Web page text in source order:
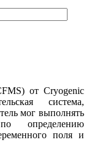
от Cryogenic
система,
мог выполнять
определению
поля и